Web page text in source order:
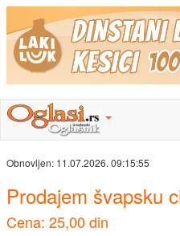
Obnovljen: 11.07.2026. 09:15:55
Prodajem švapsku
Cena: 25,00 din